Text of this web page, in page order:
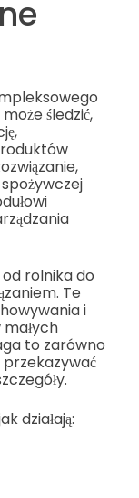
śledzić,
od rolnika do
Te
i
to zarówno
działają: